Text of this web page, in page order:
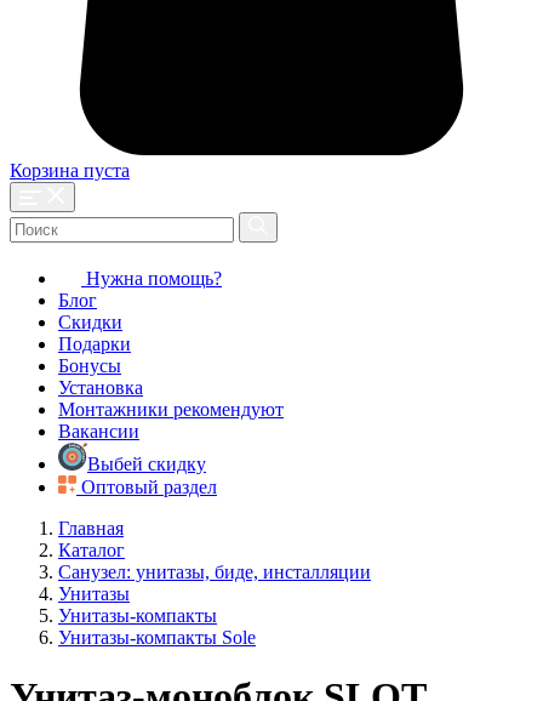
Корзина пуста
Нужна помощь?
Блог
Скидки
Подарки
Бонусы
Установка
Монтажники рекомендуют
Вакансии
Выбей скидку
Оптовый раздел
Главная
Каталог
Санузел: унитазы, биде, инсталляции
Унитазы
Унитазы-компакты
Унитазы-компакты Sole